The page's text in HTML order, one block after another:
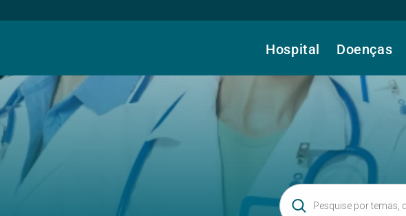
Hospital Doenças